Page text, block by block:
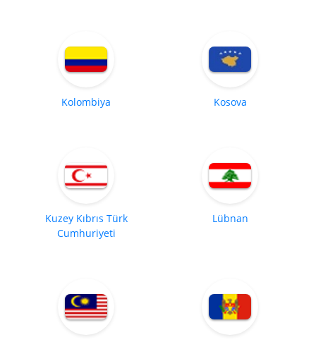
Kolombiya Kosova
Kuzey Kıbrıs Türk
Cumhuriyeti
Lübnan